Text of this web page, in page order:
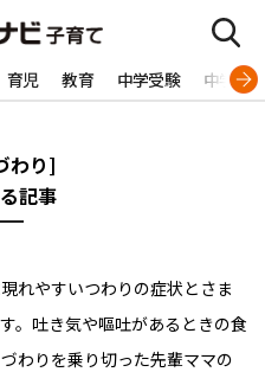
育児 教育 中学受験 中学生
わり]
記事
れやすいつわりの症状とさま
。吐き気や嘔吐があるときの食
わりを乗り切った先輩ママの